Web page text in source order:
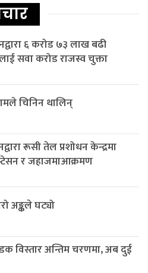
६ करोड ७३ लाख बढी
सवा करोड राजस्व चुक्ता
चिनिन थालिन्
रूसी तेल प्रशोधन केन्द्रमा
स्टेसन र जहाजमाआक्रमण
अङ्कले घट्यो
विस्तार अन्तिम चरणमा, अब दुई